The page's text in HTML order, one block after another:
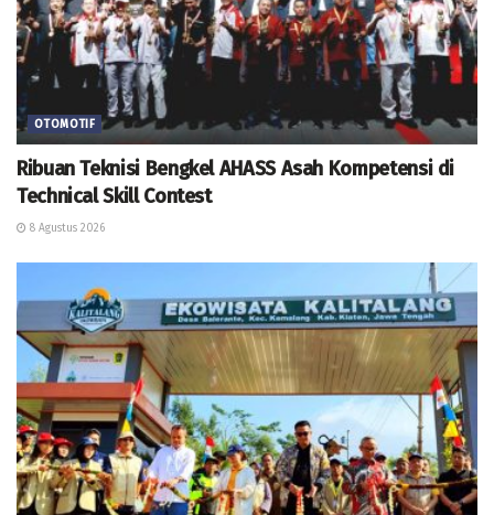
OTOMOTIF
Ribuan Teknisi Bengkel AHASS Asah Kompetensi di
Technical Skill Contest
8 Agustus 2026